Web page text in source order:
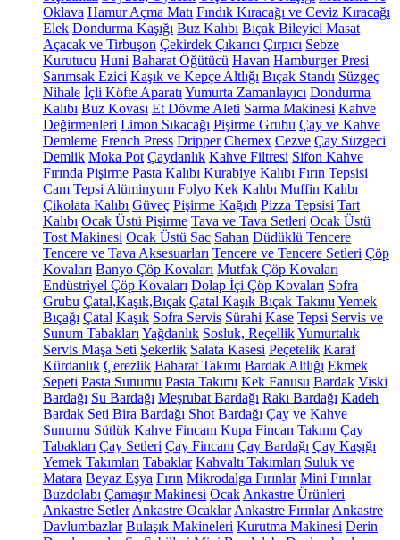
Oklava Hamur Açma Matı Fındık Kıracağı ve Ceviz Kıracağı
Elek Dondurma Kaşığı Buz Kalıbı Bıçak Bileyici Masat
Açacak ve Tirbuşon Çekirdek Çıkarıcı Çırpıcı Sebze
Kurutucu Huni Baharat Öğütücü Havan Hamburger Presi
Sarımsak Ezici Kaşık ve Kepçe Altlığı Bıçak Standı Süzgeç
Nihale İçli Köfte Aparatı Yumurta Zamanlayıcı Dondurma
Kalıbı Buz Kovası Et Dövme Aleti Sarma Makinesi Kahve
Değirmenleri Limon Sıkacağı Pişirme Grubu Çay ve Kahve
Demleme French Press Dripper Chemex Cezve Çay Süzgeci
Demlik Moka Pot Çaydanlık Kahve Filtresi Sifon Kahve
Fırında Pişirme Pasta Kalıbı Kurabiye Kalıbı Fırın Tepsisi
Cam Tepsi Alüminyum Folyo Kek Kalıbı Muffin Kalıbı
Çikolata Kalıbı Güveç Pişirme Kağıdı Pizza Tepsisi Tart
Kalıbı Ocak Üstü Pişirme Tava ve Tava Setleri Ocak Üstü
Tost Makinesi Ocak Üstü Sac Sahan Düdüklü Tencere
Tencere ve Tava Aksesuarları Tencere ve Tencere Setleri Çöp
Kovaları Banyo Çöp Kovaları Mutfak Çöp Kovaları
Endüstriyel Çöp Kovaları Dolap İçi Çöp Kovaları Sofra
Grubu Çatal,Kaşık,Bıçak Çatal Kaşık Bıçak Takımı Yemek
Bıçağı Çatal Kaşık Sofra Servis Sürahi Kase Tepsi Servis ve
Sunum Tabakları Yağdanlık Sosluk, ReçellikYumurtalık
Servis Maşa Seti Şekerlik Salata Kasesi Peçetelik Karaf
Kürdanlık Çerezlik Baharat Takımı Bardak Altlığı Ekmek
Sepeti Pasta Sunumu Pasta Takımı Kek Fanusu Bardak Viski
Bardağı Su Bardağı Meşrubat Bardağı Rakı Bardağı Kadeh
Bardak Seti Bira Bardağı Shot Bardağı Çay ve Kahve
Sunumu Sütlük Kahve Fincanı Kupa Fincan Takımı Çay
Tabakları Çay Setleri Çay Fincanı Çay Bardağı Çay Kaşığı
Yemek Takımları Tabaklar Kahvaltı Takımları Suluk ve
Matara Beyaz Eşya Fırın Mikrodalga Fırınlar Mini Fırınlar
Buzdolabı Çamaşır Makinesi Ocak Ankastre Ürünleri
Ankastre Setler Ankastre Ocaklar Ankastre Fırınlar Ankastre
Davlumbazlar Bulaşık Makineleri Kurutma Makinesi Derin